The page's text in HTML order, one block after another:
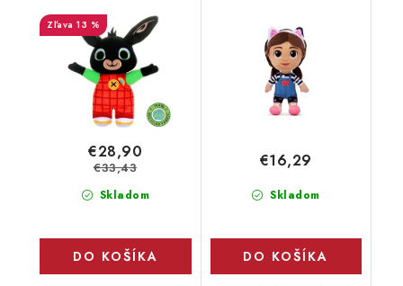
RECYKLOVATELNÝ -
MLUVÍ POUZE ČESKY
13 %
Skladom
€28,90
€33,43
DO KOŠÍKA
Skladom
€16,29
DO KOŠÍKA